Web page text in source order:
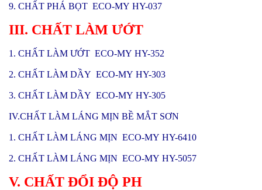
9. CHẤT PHÁ BỌT ECO-MY HY-037
III. CHẤT LÀM ƯỚT
1. CHẤT LÀM ƯỚT ECO-MY HY-352
2. CHẤT LÀM DẦY ECO-MY HY-303
3. CHẤT LÀM DẦY ECO-MY HY-305
IV.CHẤT LÀM LÁNG MỊN BỀ MẮT SƠN
1. CHẤT LÀM LÁNG MỊN ECO-MY HY-6410
2. CHẤT LÀM LÁNG MỊN ECO-MY HY-5057
V. CHẤT ĐỔI ĐỘ PH